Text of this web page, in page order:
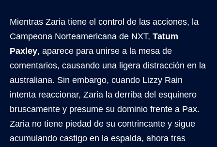
Mientras Zaria tiene el control de las acciones, la
Campeona Norteamericana de NXT, Tatum
Paxley, aparece para unirse a la mesa de
comentarios, causando una ligera distracción en la
australiana. Sin embargo, cuando Lizzy Rain
intenta reaccionar, Zaria la derriba del esquinero
bruscamente y presume su dominio frente a Pax.
Zaria no tiene piedad de su contrincante y sigue
acumulando castigo en la espalda, ahora tras